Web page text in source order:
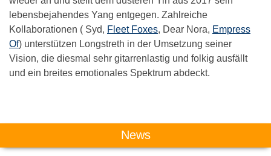
lebensbejahendes Yang entgegen. Zahlreiche
Kollaborationen ( Syd, Fleet Foxes, Dear Nora, Empress
Of) unterstützen Longstreth in der Umsetzung seiner
Vision, die diesmal sehr gitarrenlastig und folkig ausfällt
und ein breites emotionales Spektrum abdeckt.
Das könnte Dich auch interessieren:
News